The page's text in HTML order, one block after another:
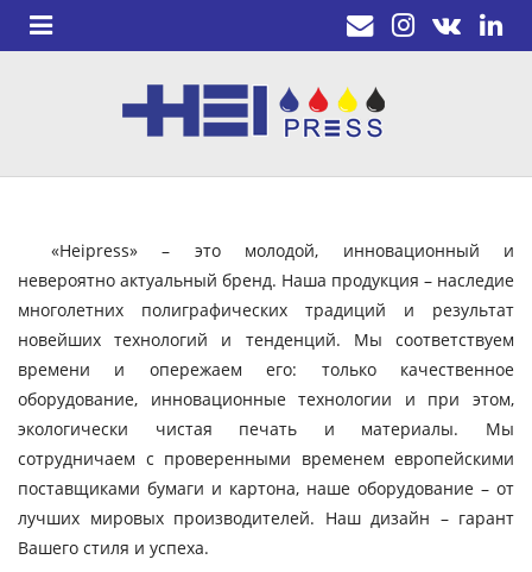
«Heipress» – это молодой, инновационный и
невероятно актуальный бренд. Наша продукция – наследие
многолетних полиграфических традиций и результат
новейших технологий и тенденций. Мы соответствуем
времени и опережаем его: только качественное
оборудование, инновационные технологии и при этом,
экологически чистая печать и материалы. Мы
сотрудничаем с проверенными временем европейскими
поставщиками бумаги и картона, наше оборудование – от
лучших мировых производителей. Наш дизайн – гарант
Вашего стиля и успеха.